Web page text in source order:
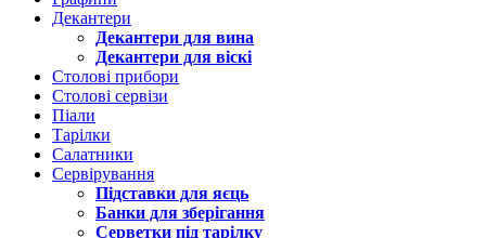
Декантери
Декантери для вина
Декантери для віскі
Столові прибори
Столові сервізи
Піали
Тарілки
Салатники
Сервірування
Підставки для яєць
Банки для зберігання
Серветки під тарілку